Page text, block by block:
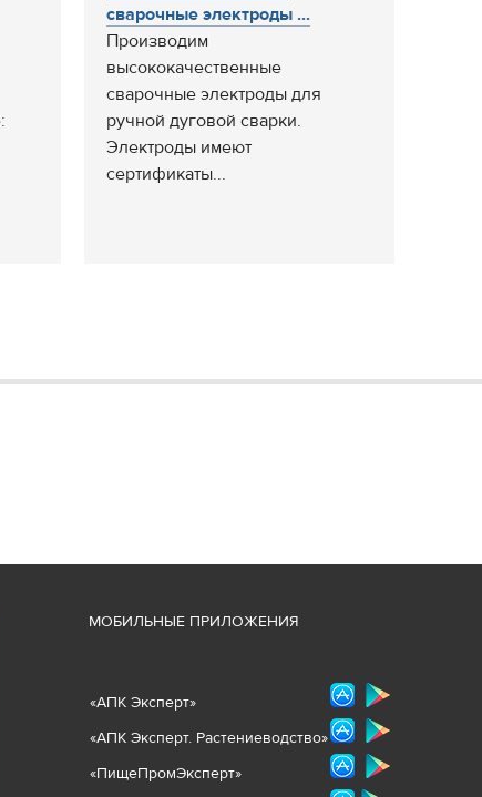
сварочные электроды ...
Производим
высококачественные
сварочные электроды для
ручной дуговой сварки.
Электроды имеют
сертификаты...
МОБИЛЬНЫЕ ПРИЛОЖЕНИЯ
«АПК Эксперт»
«АПК Эксперт. Растениеводство»
«ПищеПромЭксперт»